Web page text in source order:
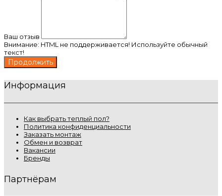
Ваш отзыв
Внимание: HTML не поддерживается! Используйте обычный
текст!
Продолжить
Информация
Как выбрать теплый пол?
Политика конфиденциальности
Заказать монтаж
Обмен и возврат
Вакансии
Бренды
Партнёрам